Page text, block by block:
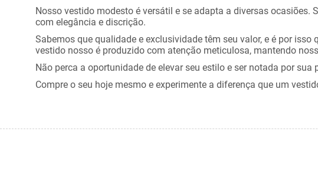
Nosso vestido modesto é versátil e se adapta a diversas
com elegância e discrição.
Sabemos que qualidade e exclusividade têm seu valor, e é por
vestido nosso é produzido com atenção meticulosa, mantendo
Não perca a oportunidade de elevar seu estilo e ser notada por
Compre o seu hoje mesmo e experimente a diferença que um